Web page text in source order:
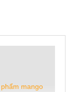
mango